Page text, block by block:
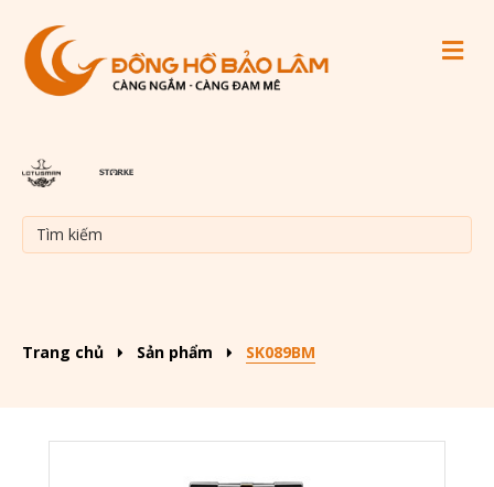
Trang chủ Sản phẩm SK089BM